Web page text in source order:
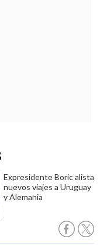
Expresidente Boric alista
nuevos viajes a Uruguay
y Alemania